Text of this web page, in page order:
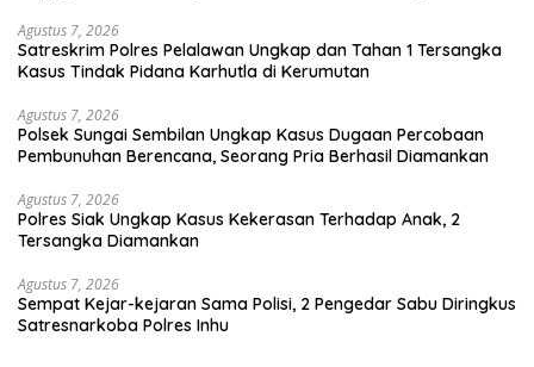
Agustus 7, 2026
Satreskrim Polres Pelalawan Ungkap dan Tahan 1 Tersangka
Kasus Tindak Pidana Karhutla di Kerumutan
Agustus 7, 2026
Polsek Sungai Sembilan Ungkap Kasus Dugaan Percobaan
Pembunuhan Berencana, Seorang Pria Berhasil Diamankan
Agustus 7, 2026
Polres Siak Ungkap Kasus Kekerasan Terhadap Anak, 2
Tersangka Diamankan
Agustus 7, 2026
Sempat Kejar-kejaran Sama Polisi, 2 Pengedar Sabu Diringkus
Satresnarkoba Polres Inhu